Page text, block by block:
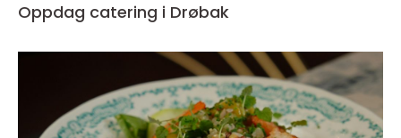
Oppdag catering i Drøbak